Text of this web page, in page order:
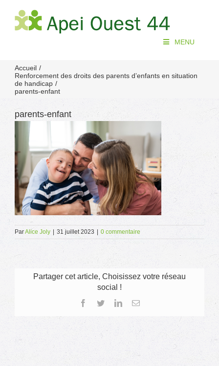
contenu
MENU
Accueil
Renforcement des droits des parents d’enfants en situation
de handicap
parents-enfant
parents-enfant
ParAlice Joly 31 juillet 2023 0 commentaire
Partager cet article, Choisissez votre réseau
social !
Facebook
TwitterLinkedInEmail